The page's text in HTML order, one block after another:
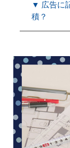
▼ 広告に
積？